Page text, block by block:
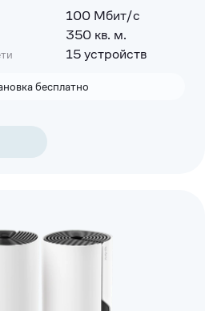
100 Мбит/с
350 кв. м.
15 устройств
бесплатно